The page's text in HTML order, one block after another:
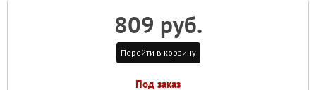
809 руб.
Перейти в корзину
Под заказ